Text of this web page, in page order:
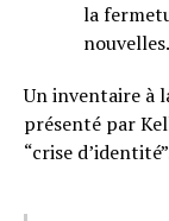
la
Un inventaire à
présenté par
“crise